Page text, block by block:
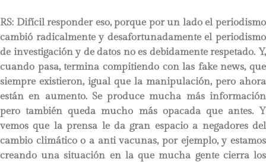
RS: Difícil responder eso, porque por un lado el periodismo
cambió radicalmente y desafortunadamente el periodismo
de investigación y de datos no es debidamente respetado. Y,
cuando pasa, termina compitiendo con las fake news, que
siempre existieron, igual que la manipulación, pero ahora
están en aumento. Se produce mucha más información
pero también queda mucho más opacada que antes. Y
vemos que la prensa le da gran espacio a negadores del
cambio climático o a anti vacunas, por ejemplo, y estamos
creando una situación en la que mucha gente cierra los